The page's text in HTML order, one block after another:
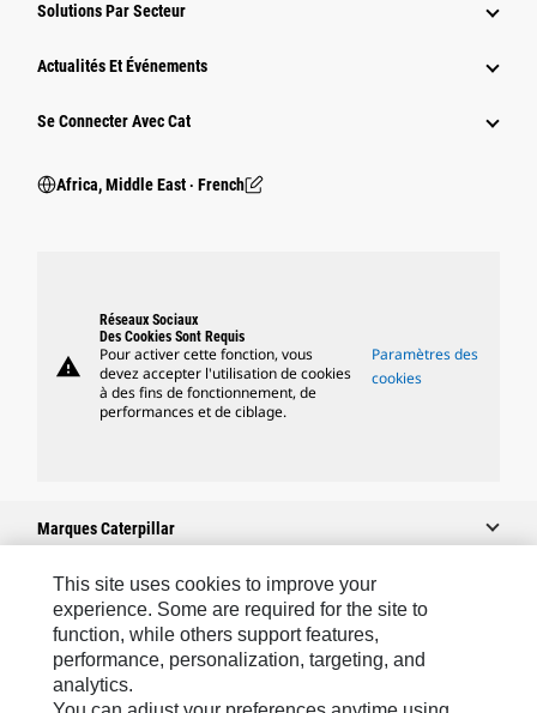
Solutions Par Secteur
Actualités Et Événements
Se Connecter Avec Cat
Africa, Middle East ‧ French
warning
Réseaux Sociaux
Des Cookies Sont Requis
Pour activer cette fonction, vous
devez accepter l'utilisation de cookies
à des fins de fonctionnement, de
performances et de ciblage.
Paramètres des
cookies
Marques Caterpillar
Caterpillar.com
Contacter Caterpillar
Mes Préférences Marketing
This site uses cookies to improve your
experience. Some are required for the site to
function, while others support features,
performance, personalization, targeting, and
analytics.